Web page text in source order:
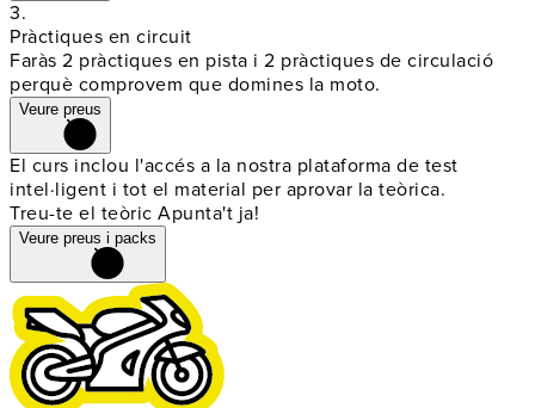
3.
Pràctiques en circuit
Faràs 2 pràctiques en pista i 2 pràctiques de circulació
perquè comprovem que domines la moto.
Veure preus
El curs inclou l'accés a la nostra plataforma de test
intel·ligent i tot el material per aprovar la teòrica.
Treu-te el teòric Apunta't ja!
Veure preus i packs